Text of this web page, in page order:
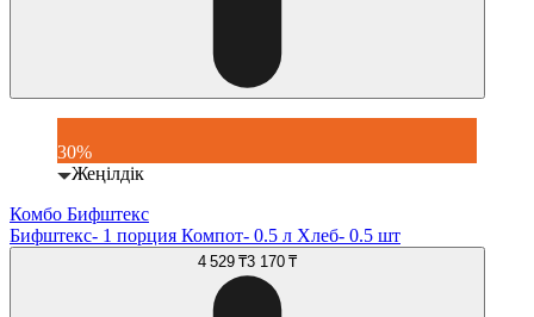
30%
Жеңілдік
Комбо Бифштекс
Бифштекс- 1 порция Компот- 0.5 л Хлеб- 0.5 шт
4 529 ₸3 170 ₸